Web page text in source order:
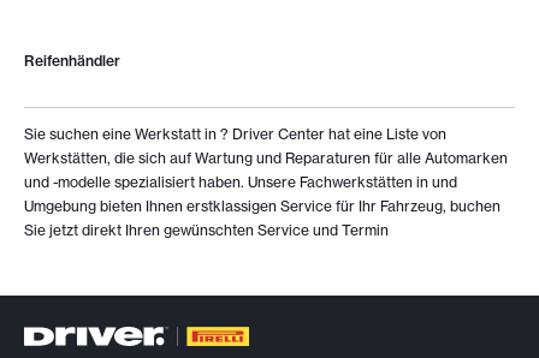
Reifenhändler
Sie suchen eine Werkstatt in ? Driver Center hat eine Liste von
Werkstätten, die sich auf Wartung und Reparaturen für alle Automarken
und -modelle spezialisiert haben. Unsere Fachwerkstätten in und
Umgebung bieten Ihnen erstklassigen Service für Ihr Fahrzeug, buchen
Sie jetzt direkt Ihren gewünschten Service und Termin